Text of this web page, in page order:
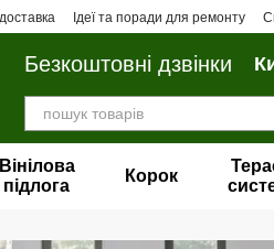
Ідеї та поради для ремонту
Безкоштовні дзвінки
Вінілова
пiдлога
Корок